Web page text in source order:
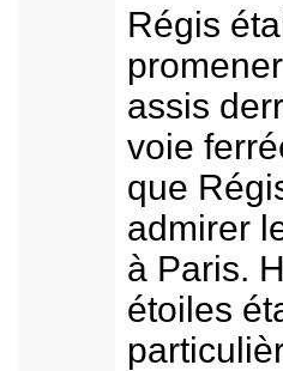
Régis
assis
voie
que
admirer
à Paris.
étoiles